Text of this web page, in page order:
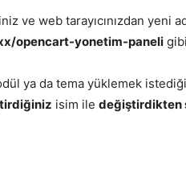
ve web tarayıcınızdan yeni
opencart-yonetim-paneli gibi
ya da tema yüklemek
isim ile değiştirdikten